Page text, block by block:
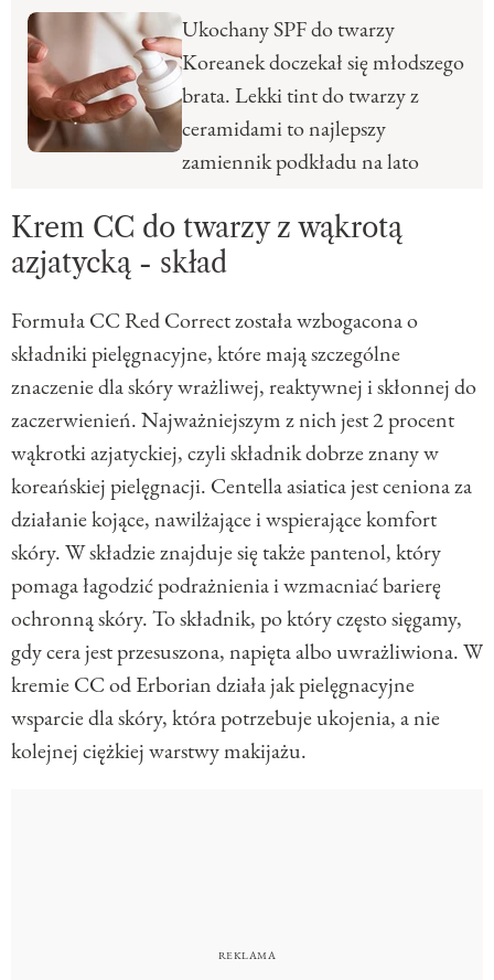
Ukochany SPF do twarzy
Koreanek doczekał się młodszego
brata. Lekki tint do twarzy z
ceramidami to najlepszy
zamiennik podkładu na lato
Krem CC do twarzy z wąkrotą
azjatycką - skład
Formuła CC Red Correct została wzbogacona o
składniki pielęgnacyjne, które mają szczególne
znaczenie dla skóry wrażliwej, reaktywnej i skłonnej do
zaczerwienień. Najważniejszym z nich jest 2 procent
wąkrotki azjatyckiej, czyli składnik dobrze znany w
koreańskiej pielęgnacji. Centella asiatica jest ceniona za
działanie kojące, nawilżające i wspierające komfort
skóry. W składzie znajduje się także pantenol, który
pomaga łagodzić podrażnienia i wzmacniać barierę
ochronną skóry. To składnik, po który często sięgamy,
gdy cera jest przesuszona, napięta albo uwrażliwiona. W
kremie CC od Erborian działa jak pielęgnacyjne
wsparcie dla skóry, która potrzebuje ukojenia, a nie
kolejnej ciężkiej warstwy makijażu.